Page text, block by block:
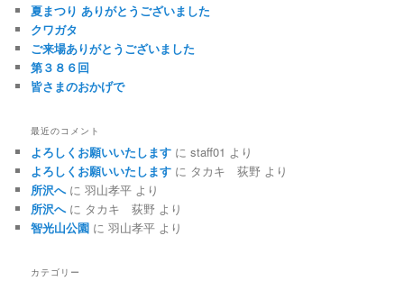
夏まつり ありがとうございました
クワガタ
ご来場ありがとうございました
第３８６回
皆さまのおかげで
最近のコメント
よろしくお願いいたします にstaff01 より
よろしくお願いいたします に タカキ 荻野 より
所沢へに羽山孝平 より
所沢へに タカキ 荻野 より
智光山公園 に羽山孝平 より
カテゴリー